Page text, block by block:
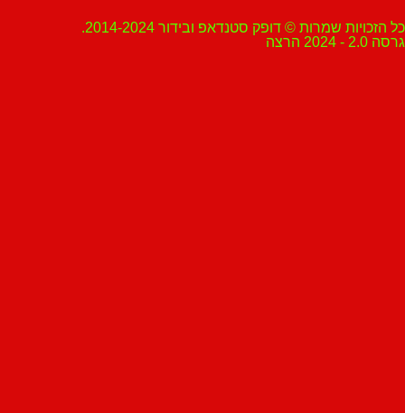
שמרות © דופק סטנדאפ ובידור 2014-2024.